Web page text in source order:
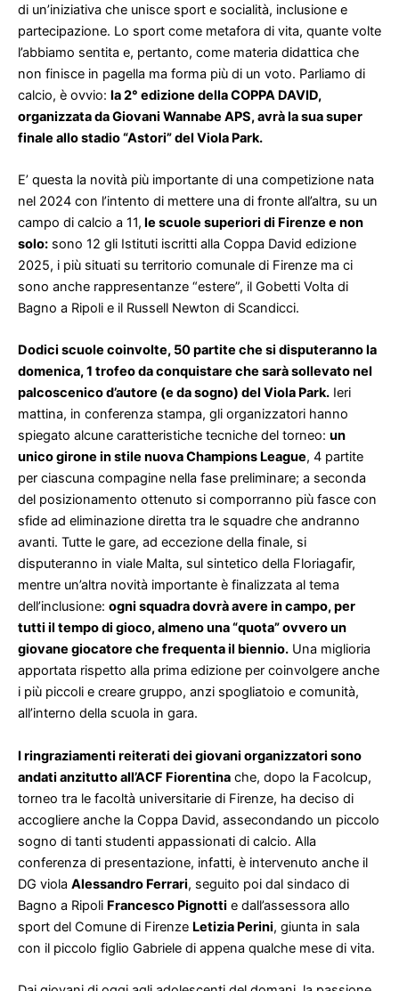
di un’iniziativa che unisce sport e socialità, inclusione e
partecipazione. Lo sport come metafora di vita, quante volte
l’abbiamo sentita e, pertanto, come materia didattica che
non finisce in pagella ma forma più di un voto. Parliamo di
calcio, è ovvio: la 2° edizione della COPPA DAVID,
organizzata da Giovani Wannabe APS, avrà la sua super
finale allo stadio “Astori” del Viola Park.
E’ questa la novità più importante di una competizione nata
nel 2024 con l’intento di mettere una di fronte all’altra, su un
campo di calcio a 11, le scuole superiori di Firenze e non
solo: sono 12 gli Istituti iscritti alla Coppa David edizione
2025, i più situati su territorio comunale di Firenze ma ci
sono anche rappresentanze “estere”, il Gobetti Volta di
Bagno a Ripoli e il Russell Newton di Scandicci.
Dodici scuole coinvolte, 50 partite che si disputeranno la
domenica, 1 trofeo da conquistare che sarà sollevato nel
palcoscenico d’autore (e da sogno) del Viola Park. Ieri
mattina, in conferenza stampa, gli organizzatori hanno
spiegato alcune caratteristiche tecniche del torneo: un
unico girone in stile nuova Champions League, 4 partite
per ciascuna compagine nella fase preliminare; a seconda
del posizionamento ottenuto si comporranno più fasce con
sfide ad eliminazione diretta tra le squadre che andranno
avanti. Tutte le gare, ad eccezione della finale, si
disputeranno in viale Malta, sul sintetico della Floriagafir,
mentre un’altra novità importante è finalizzata al tema
dell’inclusione: ogni squadra dovrà avere in campo, per
tutti il tempo di gioco, almeno una “quota” ovvero un
giovane giocatore che frequenta il biennio. Una miglioria
apportata rispetto alla prima edizione per coinvolgere anche
i più piccoli e creare gruppo, anzi spogliatoio e comunità,
all’interno della scuola in gara.
I ringraziamenti reiterati dei giovani organizzatori sono
andati anzitutto all’ACF Fiorentina che, dopo la Facolcup,
torneo tra le facoltà universitarie di Firenze, ha deciso di
accogliere anche la Coppa David, assecondando un piccolo
sogno di tanti studenti appassionati di calcio. Alla
conferenza di presentazione, infatti, è intervenuto anche il
DG viola Alessandro Ferrari, seguito poi dal sindaco di
Bagno a Ripoli Francesco Pignotti e dall’assessora allo
sport del Comune di Firenze Letizia Perini, giunta in sala
con il piccolo figlio Gabriele di appena qualche mese di vita.